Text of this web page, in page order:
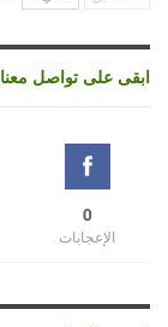
ابقى على تواصل معنا
0
الإعجابات